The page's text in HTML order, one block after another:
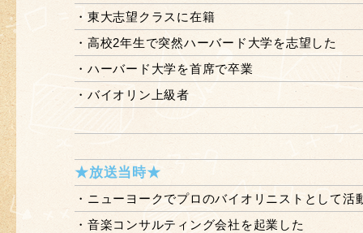
・東大志望クラスに在籍
・高校2年生で突然ハーバード大学を志望した
・ハーバード大学を首席で卒業
・バイオリン上級者
★放送当時★
・ニューヨークでプロのバイオリニストとして活
・音楽コンサルティング会社を起業した